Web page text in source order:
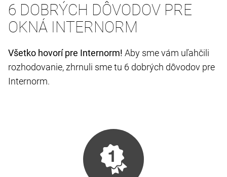
6 DOBRÝCH DÔVODOV PRE
OKNÁ INTERNORM
Všetko hovorí pre Internorm! Aby sme vám uľahčili
rozhodovanie, zhrnuli sme tu 6 dobrých dôvodov pre
Internorm.